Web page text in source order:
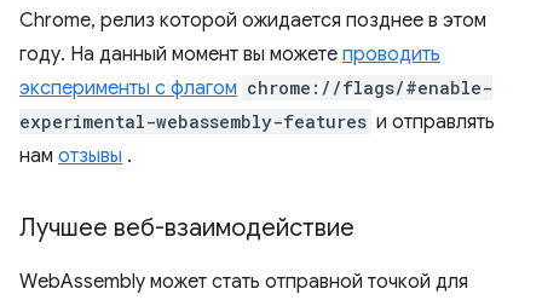
Chrome, релиз которой ожидается позднее в этом
году. На данный момент вы можете проводить
эксперименты с флагом chrome://flags/#enable-
experimental-webassembly-features и отправлять
нам отзывы .
Лучшее веб-взаимодействие
WebAssembly может стать отправной точкой для